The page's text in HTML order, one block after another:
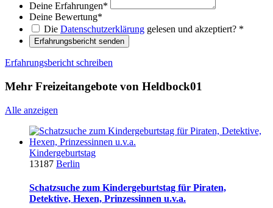
Deine Erfahrungen*
Deine Bewertung*
Die Datenschutzerklärung gelesen und akzeptiert? *
Erfahrungsbericht senden
Erfahrungsbericht schreiben
Mehr Freizeitangebote von Heldbock01
Alle anzeigen
Kindergeburtstag
13187 Berlin
Schatzsuche zum Kindergeburtstag für Piraten,
Detektive, Hexen, Prinzessinnen u.v.a.